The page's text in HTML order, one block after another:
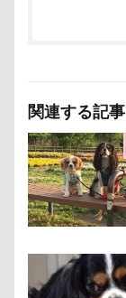
関連する記事